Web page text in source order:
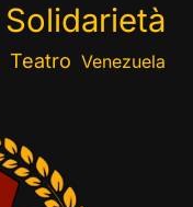
Solidarietà
Teatro Venezuela